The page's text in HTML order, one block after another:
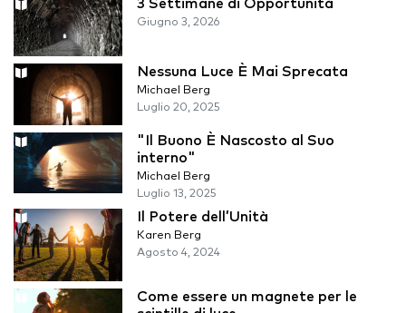
3 Settimane di Opportunità
Giugno 3, 2026
Nessuna Luce È Mai Sprecata
Michael Berg
Luglio 20, 2025
"Il Buono È Nascosto al Suo
interno"
Michael Berg
Luglio 13, 2025
Il Potere dell’Unità
Karen Berg
Agosto 4, 2024
Come essere un magnete per le